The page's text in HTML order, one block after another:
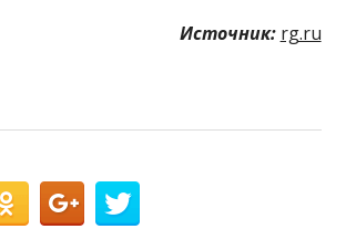
Источник: rg.ru